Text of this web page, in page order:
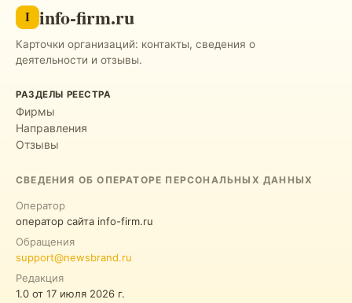
I info-firm.ru
Карточки организаций: контакты, сведения о
деятельности и отзывы.
РАЗДЕЛЫ РЕЕСТРА
Фирмы
Направления
Отзывы
СВЕДЕНИЯ ОБ ОПЕРАТОРЕ ПЕРСОНАЛЬНЫХ ДАННЫХ
Оператор
оператор сайта info-firm.ru
Обращения
support@newsbrand.ru
Редакция
1.0 от 17 июля 2026 г.